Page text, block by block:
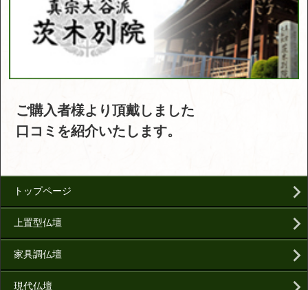
ご購入者様より頂戴しました
口コミを紹介いたします。
トップページ
上置型仏壇
家具調仏壇
現代仏壇